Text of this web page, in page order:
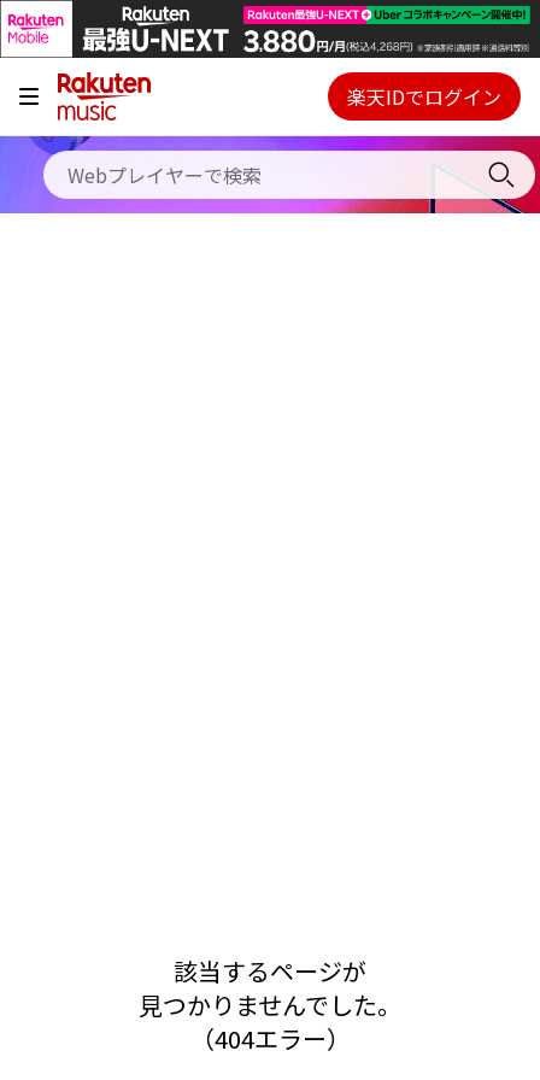
キャンペーン
料金プラン
使い方
Webプレイヤー
ご契約内容の確認・変更
楽天IDでログイン
該当するページが
見つかりませんでした。
（404エラー）